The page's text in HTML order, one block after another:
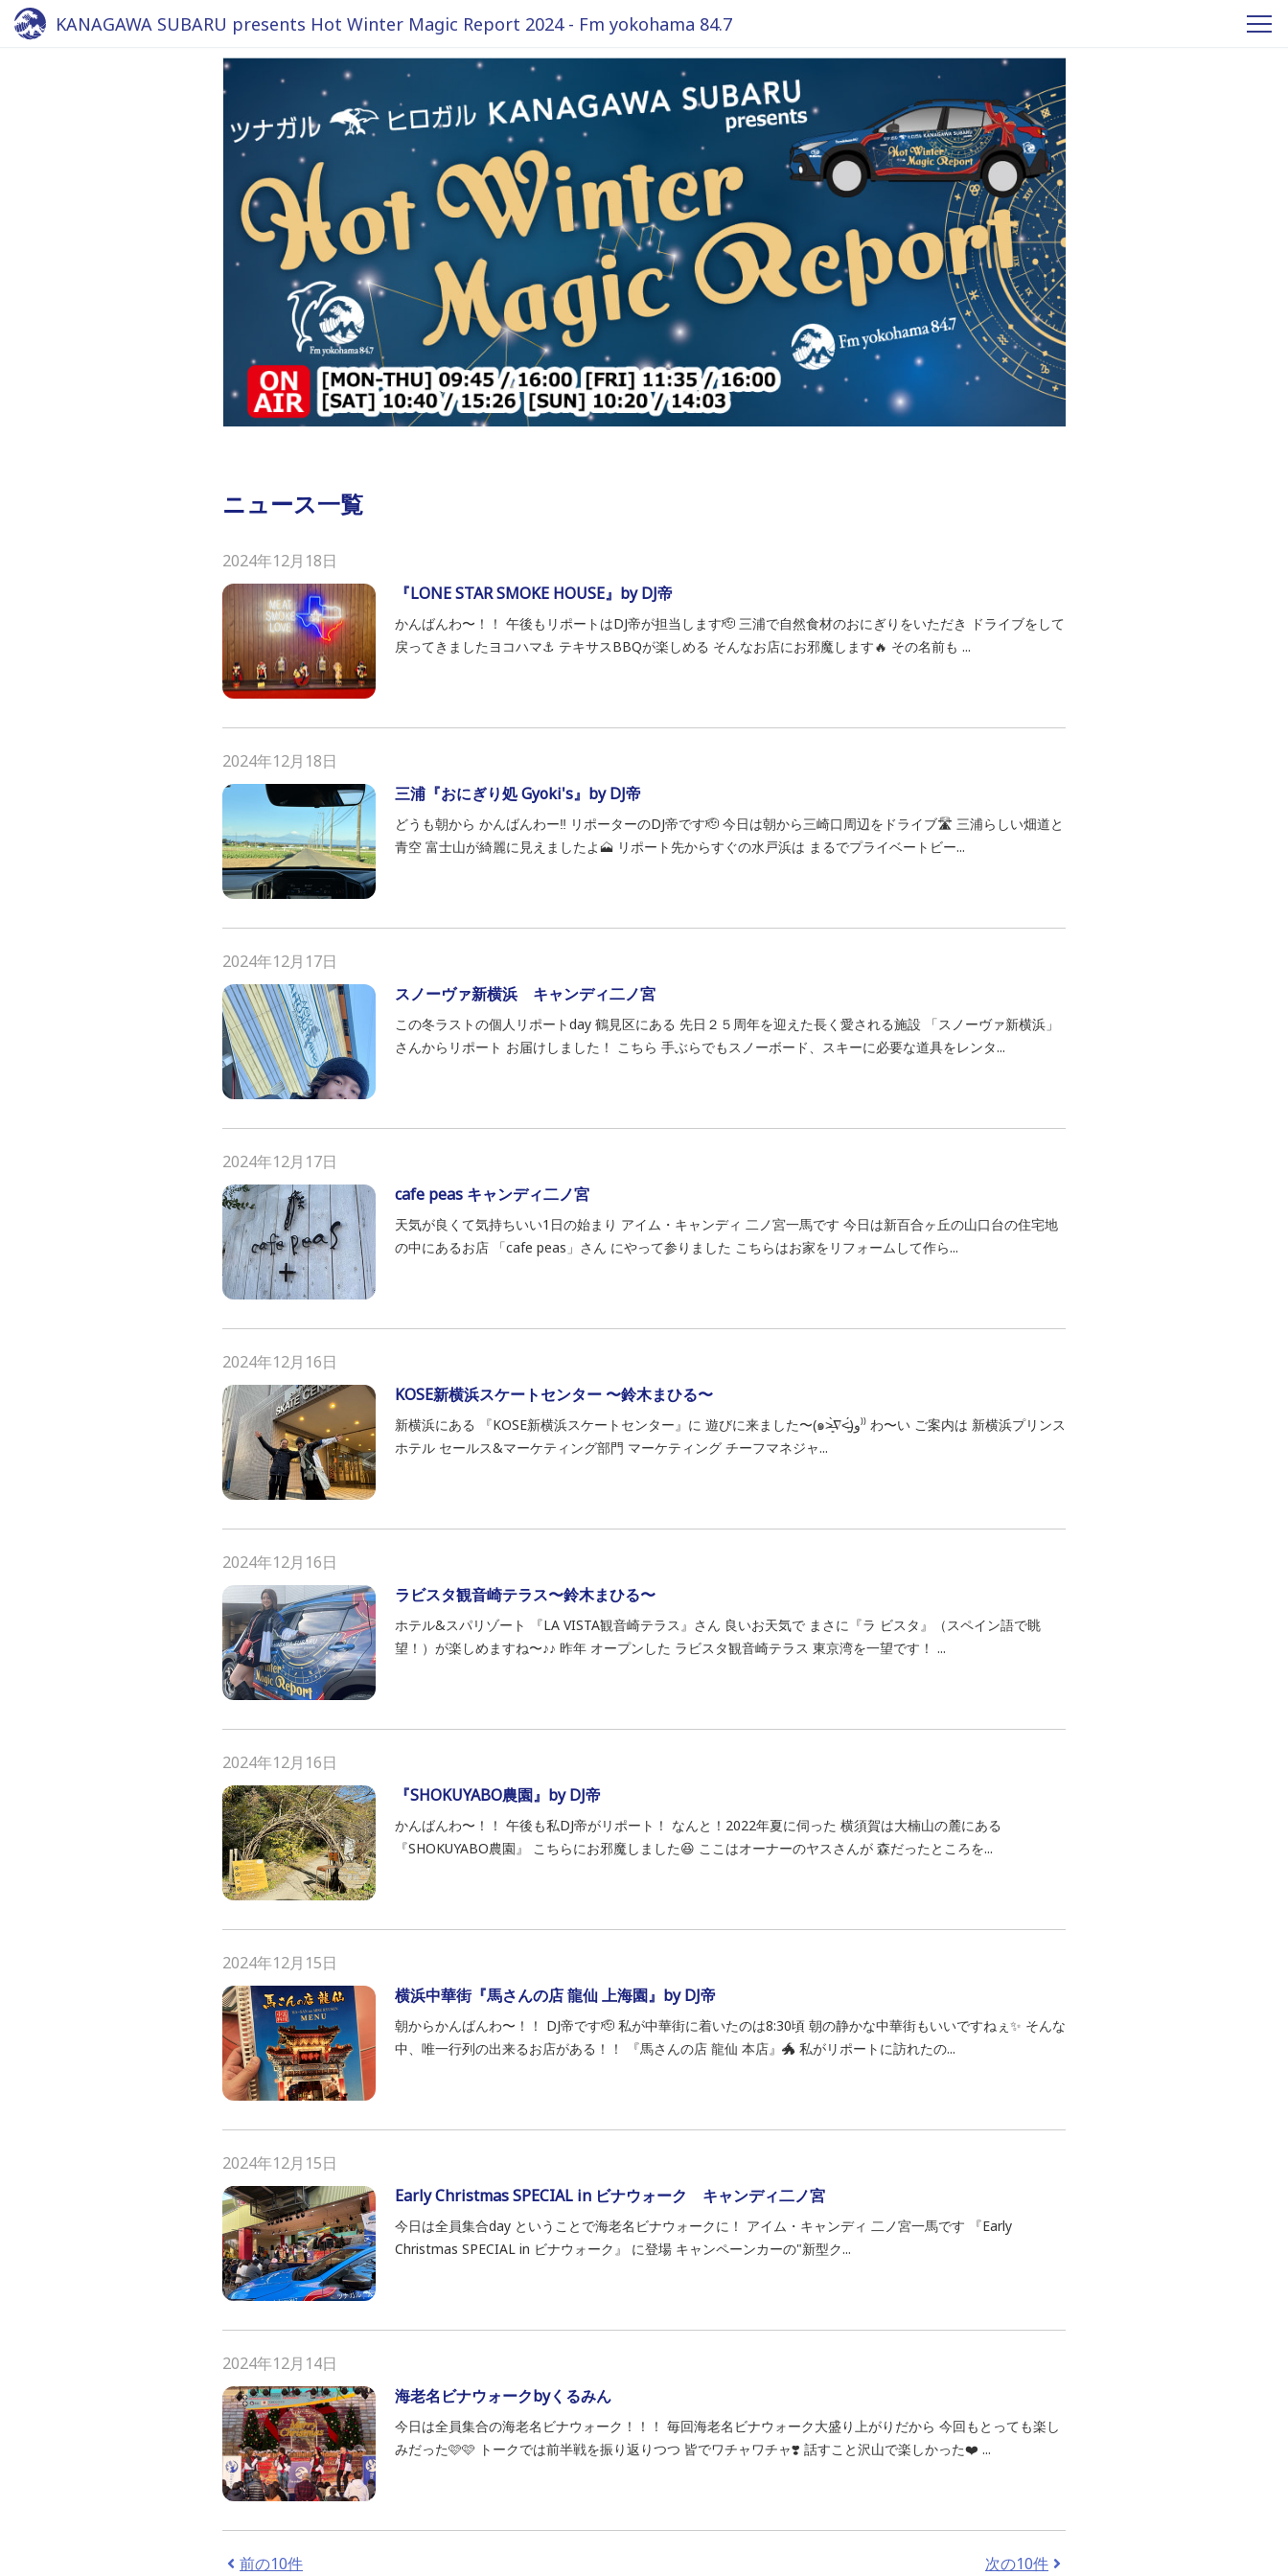
KANAGAWA SUBARU presents Hot Winter Magic Report 2024 - Fm yokohama 84.7
ニュース一覧
2024年12月18日
『LONE STAR SMOKE HOUSE』by DJ帝
かんばんわ〜！！ 午後もリポートはDJ帝が担当します🫡 三浦で自然食材のおにぎりをいただき ドライブをして
戻ってきましたヨコハマ⚓️ テキサスBBQが楽しめる そんなお店にお邪魔します🔥 その名前も ...
2024年12月18日
三浦『おにぎり処 Gyoki's』by DJ帝
どうも朝から かんばんわー‼️ リポーターのDJ帝です🫡 今日は朝から三崎口周辺をドライブ🛣️ 三浦らしい畑道と
青空 富士山が綺麗に見えましたよ🗻 リポート先からすぐの水戸浜は まるでプライベートビー...
2024年12月17日
スノーヴァ新横浜 キャンディ二ノ宮
この冬ラストの個人リポートday 鶴見区にある 先日２５周年を迎えた長く愛される施設 「スノーヴァ新横浜」
さんからリポート お届けしました！ こちら 手ぶらでもスノーボード、スキーに必要な道具をレンタ...
2024年12月17日
cafe peas キャンディ二ノ宮
天気が良くて気持ちいい1日の始まり アイム・キャンディ 二ノ宮一馬です 今日は新百合ヶ丘の山口台の住宅地
の中にあるお店 「cafe peas」さん にやって参りました こちらはお家をリフォームして作ら...
2024年12月16日
KOSE新横浜スケートセンター 〜鈴木まひる〜
新横浜にある 『KOSE新横浜スケートセンター』に 遊びに来ました〜(๑˃̶͈̀∇˂̶͈́)و⁾⁾ わ〜い ご案内は 新横浜プリンス
ホテル セールス&マーケティング部門 マーケティング チーフマネジャ...
2024年12月16日
ラビスタ観音崎テラス〜鈴木まひる〜
ホテル&スパリゾート 『LA VISTA観音崎テラス』さん 良いお天気で まさに『ラ ビスタ』（スペイン語で眺
望！）が楽しめますね〜♪♪ 昨年 オープンした ラビスタ観音崎テラス 東京湾を一望です！ ...
2024年12月16日
『SHOKUYABO農園』by DJ帝
かんばんわ〜！！ 午後も私DJ帝がリポート！ なんと！2022年夏に伺った 横須賀は大楠山の麓にある
『SHOKUYABO農園』 こちらにお邪魔しました😆 ここはオーナーのヤスさんが 森だったところを...
2024年12月15日
横浜中華街『馬さんの店 龍仙 上海園』by DJ帝
朝からかんばんわ〜！！ DJ帝です🫡 私が中華街に着いたのは8:30頃 朝の静かな中華街もいいですねぇ✨ そんな
中、唯一行列の出来るお店がある！！ 『馬さんの店 龍仙 本店』🐲 私がリポートに訪れたの...
2024年12月15日
Early Christmas SPECIAL in ビナウォーク キャンディ二ノ宮
今日は全員集合day ということで海老名ビナウォークに！ アイム・キャンディ 二ノ宮一馬です 『Early
Christmas SPECIAL in ビナウォーク』 に登場 キャンペーンカーの"新型ク...
2024年12月14日
海老名ビナウォークbyくるみん
今日は全員集合の海老名ビナウォーク！！！ 毎回海老名ビナウォーク大盛り上がりだから 今回もとっても楽し
みだった🩷🩷 トークでは前半戦を振り返りつつ 皆でワチャワチャ❣️ 話すこと沢山で楽しかった❤️ ...
前の10件 次の10件